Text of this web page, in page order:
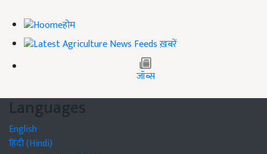
होम
ख़बरें
जॉब्स
Languages
English
हिंदी (Hindi)